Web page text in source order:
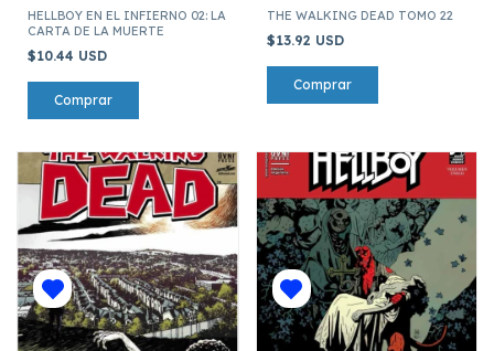
HELLBOY EN EL INFIERNO 02: LA
CARTA DE LA MUERTE
$10.44 USD
THE WALKING DEAD TOMO 22
$13.92 USD